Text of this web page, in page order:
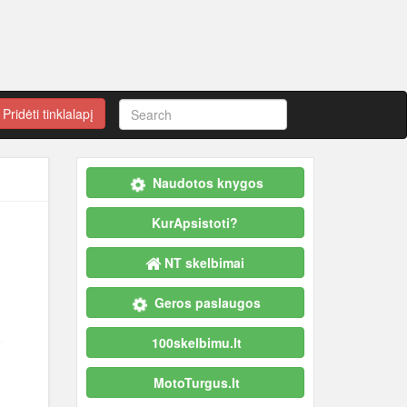
Pridėti tinklalapį
Naudotos knygos
KurApsistoti?
NT skelbimai
Geros paslaugos
100skelbimu.lt
MotoTurgus.lt